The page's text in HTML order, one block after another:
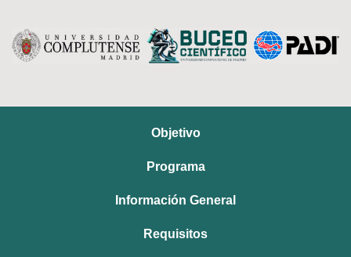
Objetivo
Programa
Información General
Requisitos